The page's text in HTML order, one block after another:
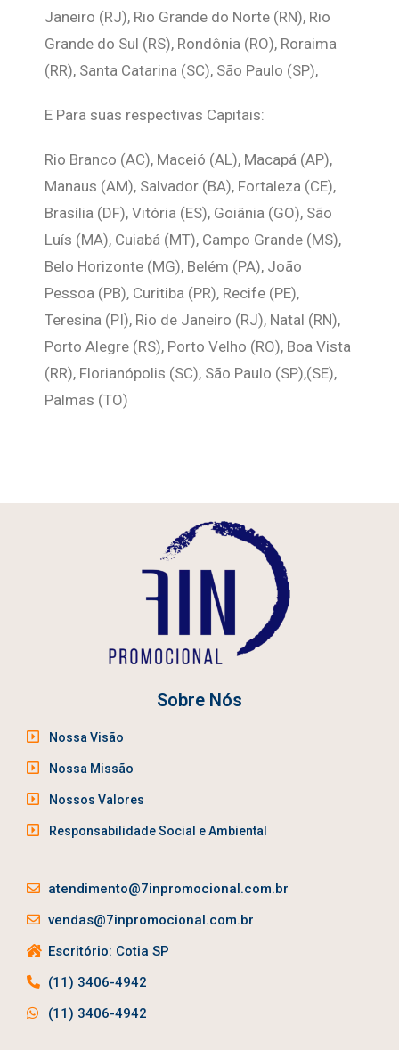
Janeiro (RJ), Rio Grande do Norte (RN), Rio
Grande do Sul (RS), Rondônia (RO), Roraima
(RR), Santa Catarina (SC), São Paulo (SP),
E Para suas respectivas Capitais:
Rio Branco (AC), Maceió (AL), Macapá (AP),
Manaus (AM), Salvador (BA), Fortaleza (CE),
Brasília (DF), Vitória (ES), Goiânia (GO), São
Luís (MA), Cuiabá (MT), Campo Grande (MS),
Belo Horizonte (MG), Belém (PA), João
Pessoa (PB), Curitiba (PR), Recife (PE),
Teresina (PI), Rio de Janeiro (RJ), Natal (RN),
Porto Alegre (RS), Porto Velho (RO), Boa Vista
(RR), Florianópolis (SC), São Paulo (SP),(SE),
Palmas (TO)
Sobre Nós
Nossa Visão
Nossa Missão
Nossos Valores
Responsabilidade Social e Ambiental
atendimento@7inpromocional.com.br
vendas@7inpromocional.com.br
Escritório: Cotia SP
(11) 3406-4942
(11) 3406-4942